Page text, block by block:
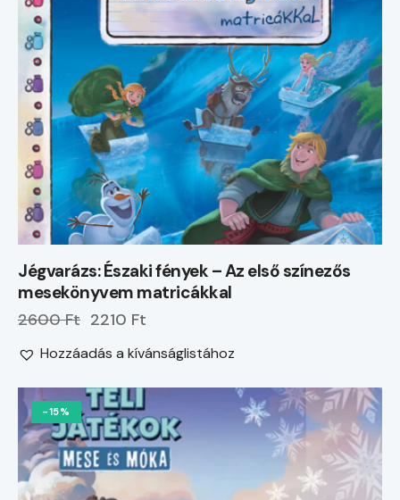
Jégvarázs: Északi fények – Az első színezős
mesekönyvem matricákkal
2600 Ft 2210 Ft
Hozzáadás a kívánságlistához
-15%